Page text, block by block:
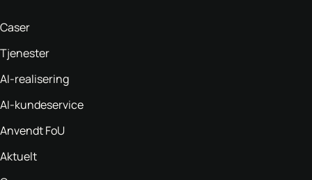
Caser
Tjenester
AI-realisering
AI-kundeservice
Anvendt FoU
Aktuelt